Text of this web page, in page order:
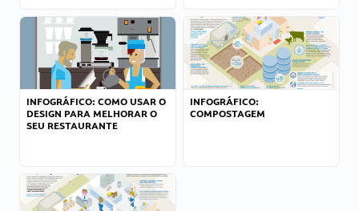
INFOGRÁFICO: COMO USAR O
DESIGN PARA MELHORAR O
SEU RESTAURANTE
INFOGRÁFICO:
COMPOSTAGEM